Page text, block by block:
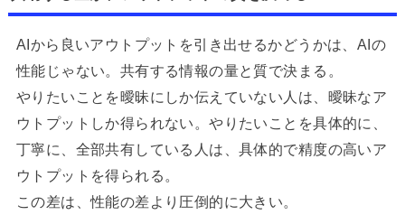
AIから良いアウトプットを引き出せるかどうかは、AIの
性能じゃない。共有する情報の量と質で決まる。
やりたいことを曖昧にしか伝えていない人は、曖昧なア
ウトプットしか得られない。やりたいことを具体的に、
丁寧に、全部共有している人は、具体的で精度の高いア
ウトプットを得られる。
この差は、性能の差より圧倒的に大きい。